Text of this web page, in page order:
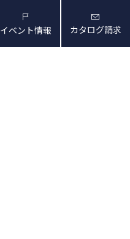
イベント情報 カタログ請求